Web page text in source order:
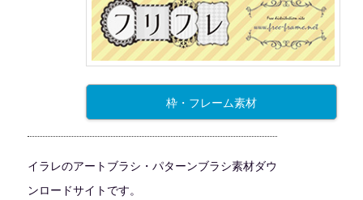
枠・フレーム素材
イラレのアートブラシ・パターンブラシ素材ダウ
ンロードサイトです。